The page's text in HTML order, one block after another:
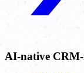
AI-native CRM-